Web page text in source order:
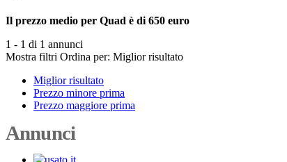
Il prezzo medio per Quad è di 650 euro
1 - 1 di 1 annunci
Mostra filtri Ordina per: Miglior risultato
Miglior risultato
Prezzo minore prima
Prezzo maggiore prima
Annunci